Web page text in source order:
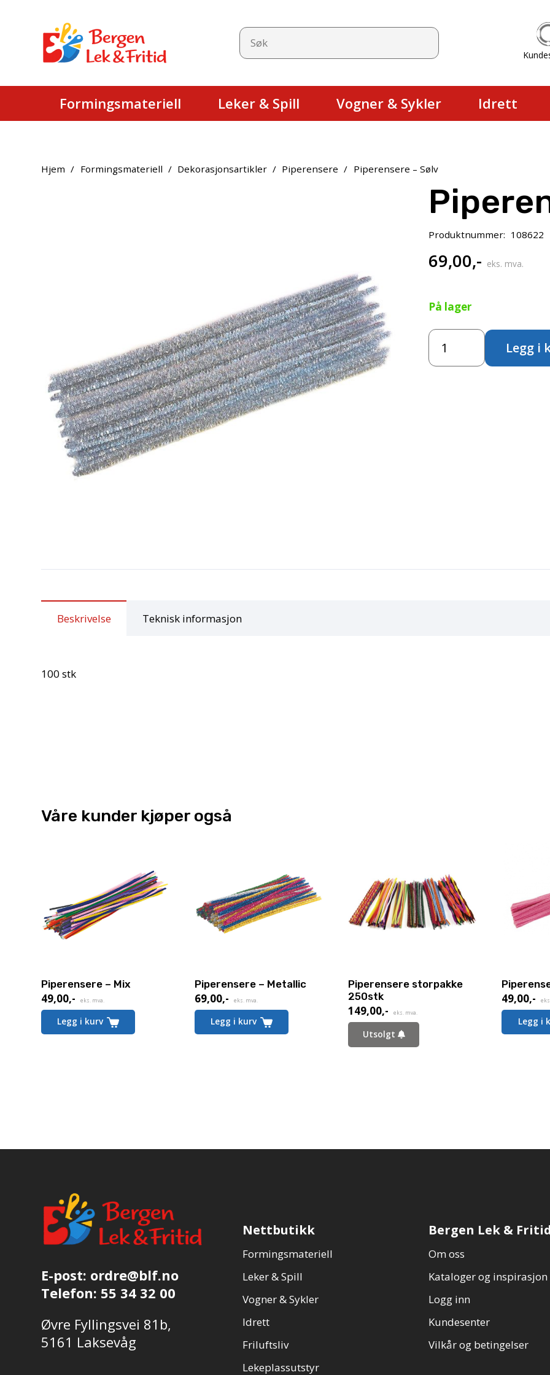
Formingsmateriell Leker & Spill Vogner & Sykler Idrett
Hjem / Formingsmateriell / Dekorasjonsartikler / Piperensere / Piperensere – Sølv
Produktnummer: 108622
69,00,- eks. mva.
På lager
Piperensere
Sølv
Legg i
Beskrivelse Teknisk informasjon
100 stk
Våre kunder kjøper også
Piperensere – Mix
49,00,- eks. mva.
Legg i kurv
Piperensere – Metallic
69,00,- eks. mva.
Legg i kurv
Piperensere storpakke
250stk
149,00,- eks. mva.
Utsolgt
49,00,-
Legg i
E-post: ordre@blf.no
Telefon: 55 34 32 00
Øvre Fyllingsvei 81b,
5161 Laksevåg
Nettbutikk
Formingsmateriell
Leker & Spill
Vogner & Sykler
Idrett
Friluftsliv
Lekeplassutstyr
Bergen Lek &
Om oss
Kataloger og inspirasjon
Logg inn
Kundesenter
Vilkår og betingelser